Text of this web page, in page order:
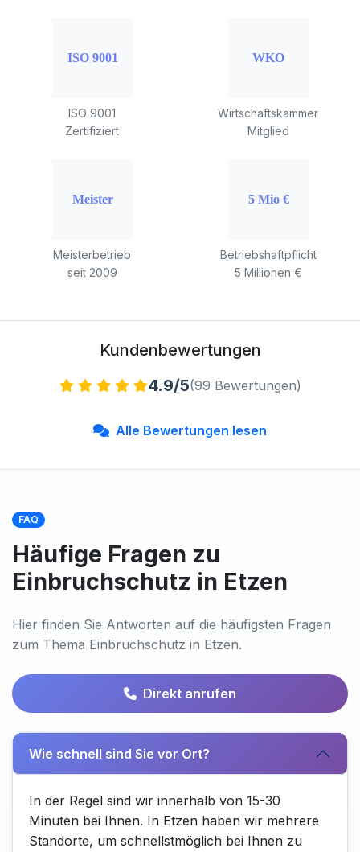
ISO 9001
Zertifiziert
Wirtschaftskammer
Mitglied
Meisterbetrieb
seit 2009
Betriebshaftpflicht
5 Millionen €
Kundenbewertungen
4.9/5(99 Bewertungen)
Alle Bewertungen lesen
FAQ
Häufige Fragen zu
Einbruchschutz in Etzen
Hier finden Sie Antworten auf die häufigsten Fragen
zum Thema Einbruchschutz in Etzen.
Direkt anrufen
Wie schnell sind Sie vor Ort?
In der Regel sind wir innerhalb von 15-30
Minuten bei Ihnen. In Etzen haben wir mehrere
Standorte, um schnellstmöglich bei Ihnen zu